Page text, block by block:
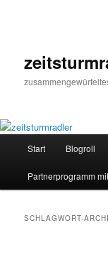
Start Blogroll
Partnerprogramm
SCHLAGWORT-